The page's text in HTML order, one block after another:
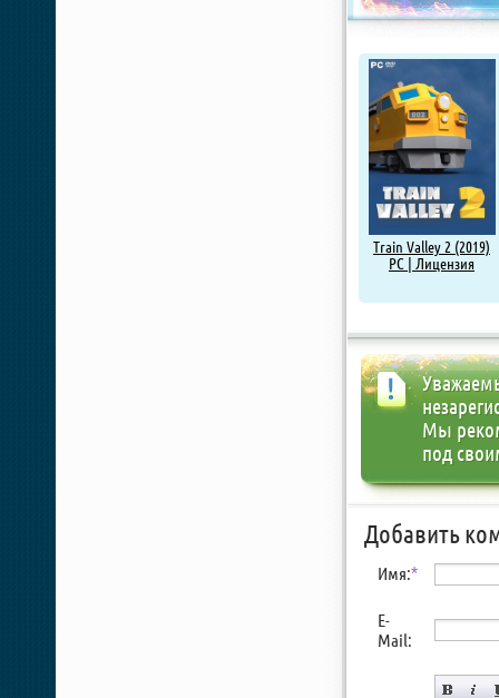
Train Valley 2 (2019)
PC | Лицензия
Мы
под
Добавить
Имя:*
E-
Mail: